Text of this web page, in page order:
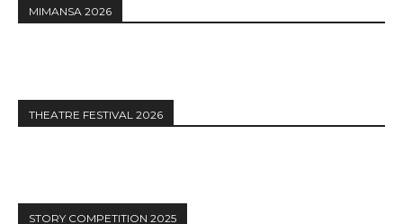
MIMANSA 2026
THEATRE FESTIVAL 2026
STORY COMPETITION 2025